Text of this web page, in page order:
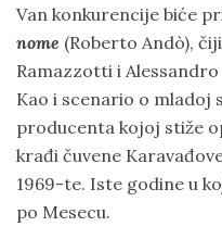
Van konkurencije biće
nome (Roberto Andò),
Ramazzotti i
Kao i scenario o mladoj
producenta kojoj stiže
krađi čuvene
1969-te. Iste godine u
po Mesecu.